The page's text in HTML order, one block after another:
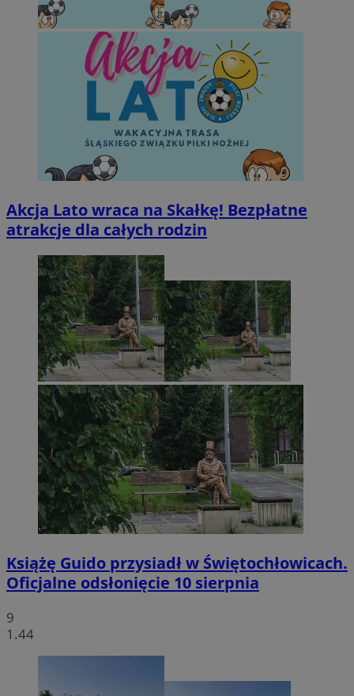
Akcja Lato wraca na Skałkę! Bezpłatne
atrakcje dla całych rodzin
Książę Guido przysiadł w Świętochłowicach.
Oficjalne odsłonięcie 10 sierpnia
9
1.44